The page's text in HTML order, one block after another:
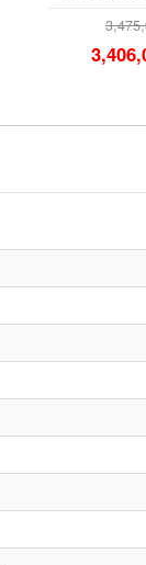
3,475,000
3,406,000